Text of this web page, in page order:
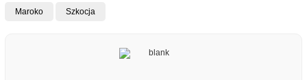
Maroko Szkocja